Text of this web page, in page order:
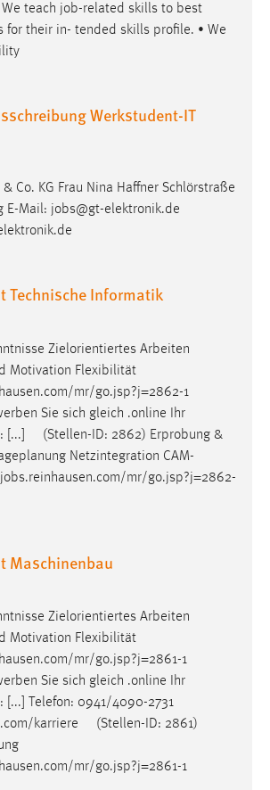
teach job-related skills to best
for their in- tended skills profile. • We
Werkstudent-IT
Co. KG Frau Nina Haffner Schlörstraße
E-Mail: jobs@gt-elektronik.de
Technische Informatik
Zielorientiertes Arbeiten
Motivation Flexibilität
mr/go.jsp?j=2862-1
Sie sich gleich .online Ihr
[...] (Stellen-ID: 2862) Erprobung &
Netzintegration CAM-
jobs.reinhausen.com/mr/go.jsp?j=2862-
Maschinenbau
Zielorientiertes Arbeiten
Motivation Flexibilität
mr/go.jsp?j=2861-1
Sie sich gleich .online Ihr
[...] Telefon: 0941/4090-2731
karriere (Stellen-ID: 2861)
mr/go.jsp?j=2861-1